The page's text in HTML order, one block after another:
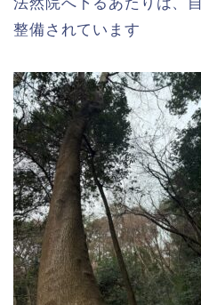
整備されています